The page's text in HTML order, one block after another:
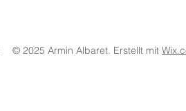
© 2025 Armin Albaret. Erstellt mit